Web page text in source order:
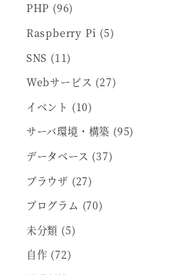
PHP (96)
Raspberry Pi (5)
SNS (11)
Webサービス (27)
イベント (10)
サーバ環境・構築 (95)
データベース (37)
ブラウザ (27)
プログラム (70)
未分類 (5)
自作 (72)